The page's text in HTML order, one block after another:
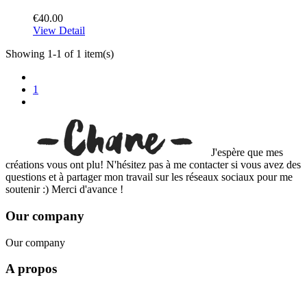
€40.00
View Detail
Showing 1-1 of 1 item(s)
1
J'espère que mes
créations vous ont plu! N'hésitez pas à me contacter si vous avez des
questions et à partager mon travail sur les réseaux sociaux pour me
soutenir :) Merci d'avance !
Our company
Our company
A propos